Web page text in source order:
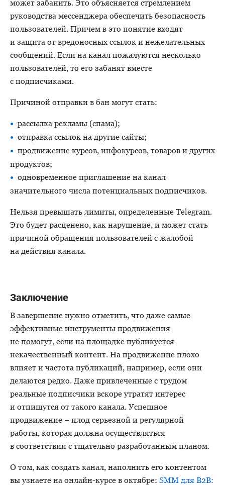
может забанить. Это объясняется стремлением
руководства мессенджера обеспечить безопасность
пользователей. Причем в это понятие входят
и защита от вредоносных ссылок и нежелательных
сообщений. Если на канал пожалуются несколько
пользователей, то его забанят вместе
с подписчиками.
Причиной отправки в бан могут стать:
рассылка рекламы (спама);
отправка ссылок на другие сайты;
продвижение курсов, инфокурсов, товаров и других
продуктов;
одновременное приглашение на канал
значительного числа потенциальных подписчиков.
Нельзя превышать лимиты, определенные Telegram.
Это будет расценено, как нарушение, и может стать
причиной обращения пользователей с жалобой
на действия канала.
Заключение
В завершение нужно отметить, что даже самые
эффективные инструменты продвижения
не помогут, если на площадке публикуется
некачественный контент. На продвижение плохо
влияет и частота публикаций, например, если они
делаются редко. Даже привлеченные с трудом
реальные подписчики вскоре утратят интерес
и отпишутся от такого канала. Успешное
продвижение − плод серьезной и регулярной
работы, которая должна осуществляться
в соответствии с тщательно разработанным планом.
О том, как создать канал, наполнить его контентом
вы узнаете на онлайн-курсе в октябре: SMM для B2B: